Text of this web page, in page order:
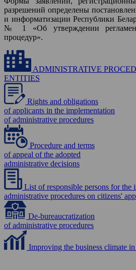
разрешений определены
и информатизации Республики
№ 1 «Об утверждении
процедур».
ADMINISTRATIVE
ENTITIES
Rights and obligations
of applicants in the implementation
of administrative procedures
Procedure and terms
of appeal of the adopted
administrative decisions
List of responsible persons for the
administrative procedures on citizens'
De-bureaucratization
of administrative procedures
Improving the business climate